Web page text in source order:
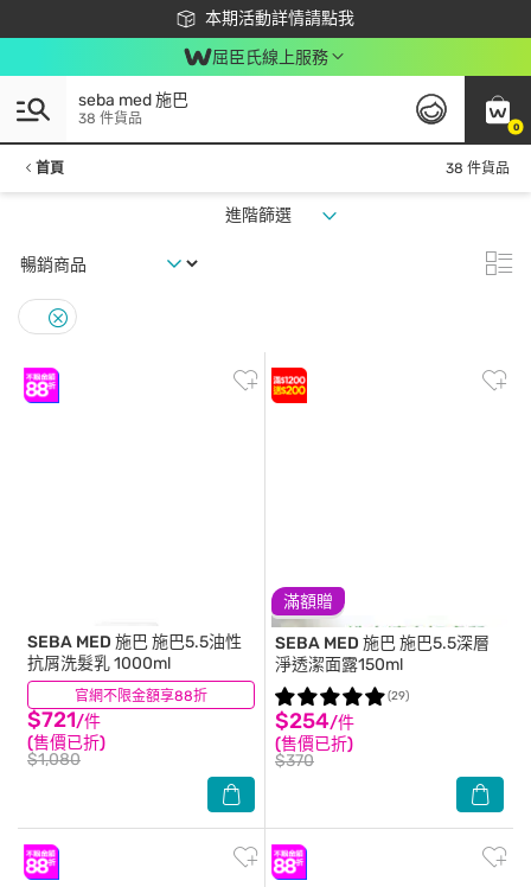
本期活動詳情請點我
下載app最高回饋$350
屈臣氏線上服務
0
seba med 施巴
38 件貨品
首頁 38 件貨品
進階篩選
官網不限金額享88折
SEBA MED 施巴施巴5.5油性
抗屑洗髮乳 1000ml
$721/件
(售價已折)
$1,080
(56)
滿額贈
SEBA MED 施巴施巴5.5深層
淨透潔面露150ml
$254/件
(售價已折)
$370
(29)